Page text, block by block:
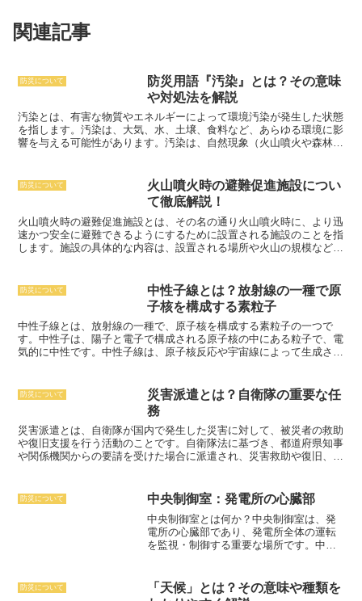
関連記事
防災について
防災用語『汚染』とは？その意味
や対処法を解説
汚染とは、有害な物質やエネルギーによって環境汚染が発生した状態
を指します。汚染は、大気、水、土壌、食料など、あらゆる環境に影
響を与える可能性があります。汚染は、自然現象（火山噴火や森林火
響を及ぼす可能性があり、公衆衛生上の懸念事項となっています。汚
染による健康被害としては、呼吸器系疾患（喘息や慢性気管支炎な
ど）、循環器系疾患（心臓病や脳卒中など）、癌などがあります。汚
染は、生態系にも悪影響を及ぼし、動植物の生息地を破壊したり、生
物の繁殖を阻害したりする可能性があります。汚染を防ぐためには、
汚染源を特定して対策を講じることが重要です。例えば、産業活動か
重要です。例えば、大気汚染を浄化するための空気清浄機を設置した
り、水質汚染を浄化するための浄水場を建設したりするなどの対策が
汚染は、人々の健康や生態系に悪影響を及ぼす可能性があ
るため、汚染を防ぐための対策を講じることが重要です。
防災について
火山噴火時の避難促進施設につい
て徹底解説！
火山噴火時の避難促進施設とは 、その名の通り火山噴火時に、より迅
速かつ安全に避難できるようにするために設置される施設のことを指
します。施設の具体的な内容は、設置される場所や火山の規模などに
る。2. 住民に対して避難指示や避難経路を知らせるためのサイレン
やスピーカーを設置する。3. 火山から噴出する溶岩や火山灰から避
難する人々を守るためのシェルターを設置する。4. 避難場所までの
移動を支援するための道路や橋を設置または補修する。なお、避難促
進施設の設置には多額の費用がかかることや、環境への影響が懸念さ
れることなど、課題もあります。避難促進施設は、火山噴火の発生を
について正しく理解し、避難訓練に参加しておくことが重要です。
防災について
中性子線とは？放射線の一種で原
子核を構成する素粒子
中性子線とは、放射線の一種で、原子核を構成する素粒子の一つで
す。中性子は、陽子と電子で構成される原子核の中にある粒子で、電
気的に中性です。中性子線は、原子核反応や宇宙線によって生成され
ルギー粒子線のことで、宇宙線の中には中性子線が含まれています。
中性子線は、物質を透過する力が強く、人体に当たると細胞やDNA
を損傷させることがあります。そのため、中性子線は放射線防護の対
象となっており、中性子線に長時間さらされると、放射線障害を引き
起こすことがあります。中性子線は、医療や工業分野でも利用されて
います。医療分野では、中性子線を用いたがん治療が行われていま
は、中性子線を用いて金属やプラスチックの検査が行われています。
中性子線は、物質を透過する力が強いため、金属やプラスチックの内
部にある欠陥を検出することができます。
防災について
災害派遣とは？自衛隊の重要な任
務
災害派遣とは、自衛隊が国内で発生した災害に対して、被災者の救助
や復旧支援を行う活動のことです。自衛隊法に基づき、都道府県知事
や関係機関からの要請を受けた場合に派遣され、災害救助や復旧、人
自衛隊が派遣されることになります。自衛隊は、災害派遣要請を受け
ると、出動準備を開始し、災害現場に急行します。災害現場では、災
害状況を把握し、被災者の救助や復旧支援を行います。自衛隊は、災
害派遣において、さまざまな装備や資材を活用して、救助活動や復旧
活動を迅速かつ効率的に行います。災害派遣の目的は、被災者の救助
よって被災した人々を救助します。救助活動には、ヘリコプターによ
る空中救助、ボートや車輌による水上・陸上の救助、建物や倒壊した
防災について 中央制御室：発電所の心臓部
中央制御室とは何か？中央制御室は、発
電所の心臓部であり、発電所全体の運転
を監視・制御する重要な場所です。中央
るためのスイッチやレバーなどが設置さ
れており、オペレーターが常に監視・操
防災について
「天候」とは？その意味や種類を